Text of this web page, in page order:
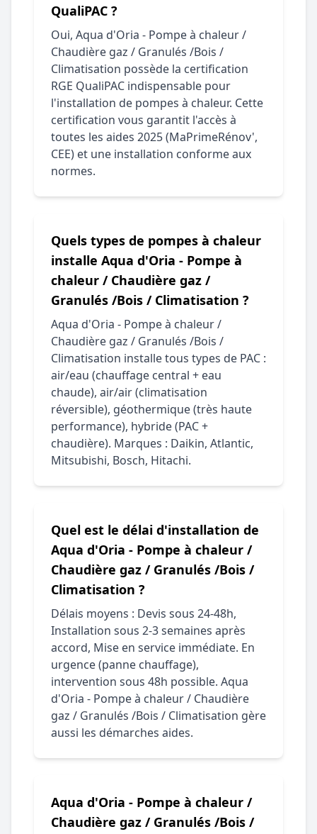
QualiPAC ?
Oui, Aqua d'Oria - Pompe à chaleur /
Chaudière gaz / Granulés /Bois /
Climatisation possède la certification
RGE QualiPAC indispensable pour
l'installation de pompes à chaleur. Cette
certification vous garantit l'accès à
toutes les aides 2025 (MaPrimeRénov',
CEE) et une installation conforme aux
normes.
Quels types de pompes à chaleur
installe Aqua d'Oria - Pompe à
chaleur / Chaudière gaz /
Granulés /Bois / Climatisation ?
Aqua d'Oria - Pompe à chaleur /
Chaudière gaz / Granulés /Bois /
Climatisation installe tous types de PAC :
air/eau (chauffage central + eau
chaude), air/air (climatisation
réversible), géothermique (très haute
performance), hybride (PAC +
chaudière). Marques : Daikin, Atlantic,
Mitsubishi, Bosch, Hitachi.
Quel est le délai d'installation de
Aqua d'Oria - Pompe à chaleur /
Chaudière gaz / Granulés /Bois /
Climatisation ?
Délais moyens : Devis sous 24-48h,
Installation sous 2-3 semaines après
accord, Mise en service immédiate. En
urgence (panne chauffage),
intervention sous 48h possible. Aqua
d'Oria - Pompe à chaleur / Chaudière
gaz / Granulés /Bois / Climatisation gère
aussi les démarches aides.
Aqua d'Oria - Pompe à chaleur /
Chaudière gaz / Granulés /Bois /